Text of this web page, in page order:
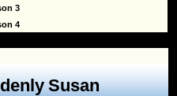
3
4
Susan